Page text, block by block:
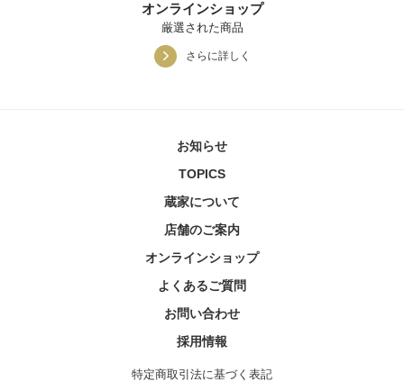
オンラインショップ
厳選された商品
さらに詳しく
お知らせ
TOPICS
蔵家について
店舗のご案内
オンラインショップ
よくあるご質問
お問い合わせ
採用情報
特定商取引法に基づく表記